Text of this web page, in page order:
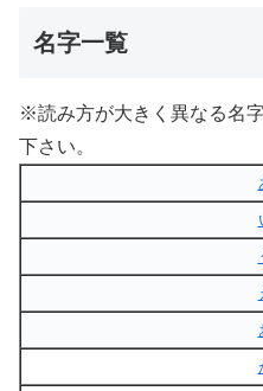
名字一覧
※読み方が大きく異なる名
下さい。